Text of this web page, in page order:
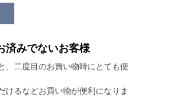
済みでないお客様
、二度目のお買い物時にとても便
けるなどお買い物が便利になりま